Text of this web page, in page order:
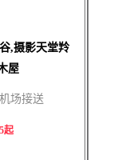
,摄影天堂羚
屋
场接送
起